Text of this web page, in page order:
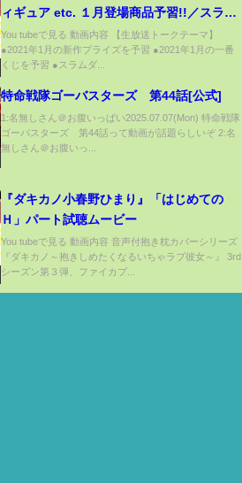
ィギュア etc. １月登場商品予習!!／スラム
ダンク 映画化決定を語る!! 【UFOキャッチ
ャー タイトー フリュー】
You tubeで見る 動画内容 【生放送トークテーマ】
●2021年1月の新作プライズを予習 ●2021年1月の一番
くじを予習 ●スラムダ...
特命戦隊ゴーバスターズ 第44話[公式]
1:名無しさん＠お腹いっぱい2025.07.07(Mon) 特命戦隊
ゴーバスターズ 第44話って動画が話題らしいぞ 2:名
無しさん＠お腹いっ...
『ダキカノ小春野ひまり』「はじめての
Ｈ」パート試聴ムービー
You tubeで見る 動画内容 音声付抱き枕カバーシリーズ
『ダキカノ～抱きしめたくなるいちゃラブ彼女～』 3rd
シーズン第３弾、ファイカプ...